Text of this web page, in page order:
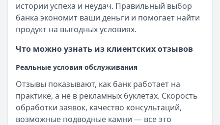
истории успеха и неудач. Правильный выбор
банка экономит ваши деньги и помогает найти
продукт на выгодных условиях.
Что можно узнать из клиентских отзывов
Реальные условия обслуживания
Отзывы показывают, как банк работает на
практике, а не в рекламных буклетах. Скорость
обработки заявок, качество консультаций,
возможные подводные камни — все это